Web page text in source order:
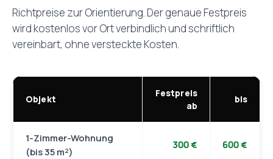
Richtpreise zur Orientierung. Der genaue Festpreis
wird kostenlos vor Ort verbindlich und schriftlich
vereinbart, ohne versteckte Kosten.
Objekt
Festpreis
ab
bis
1-Zimmer-Wohnung
(bis 35 m²)
300 € 600 €